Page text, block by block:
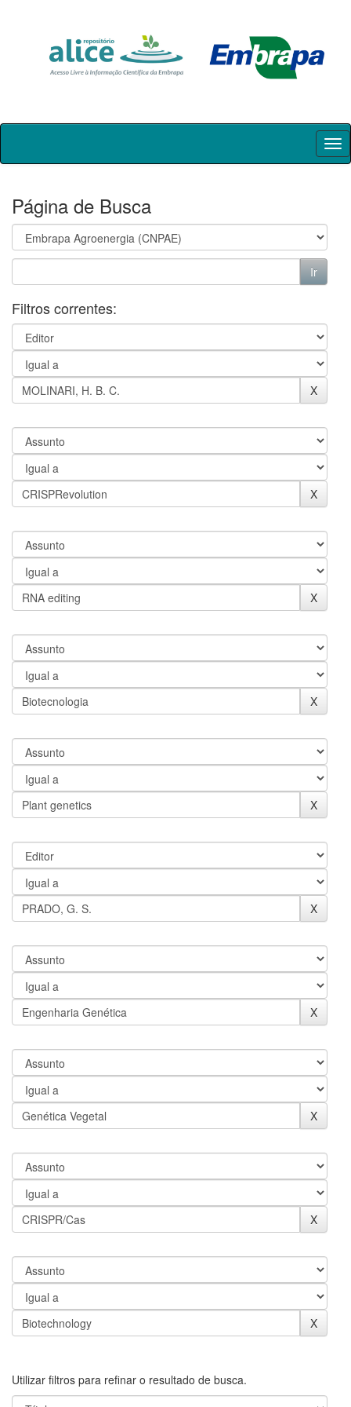
Skip
Página de Busca
Filtros correntes:
Utilizar filtros para refinar o resultado de busca.